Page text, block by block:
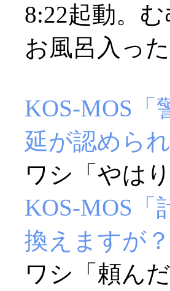
8:22起動。
お風呂入っ
KOS-MOS「
延が認められ
ワシ「やは
KOS-MOS「
換えますが？
ワシ「頼んだ